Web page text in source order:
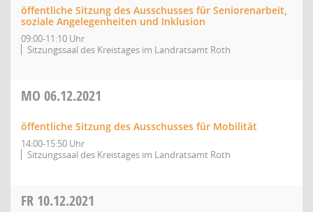
öffentliche Sitzung des Ausschusses für Seniorenarbeit,
soziale Angelegenheiten und Inklusion
09:00-11:10 Uhr
Sitzungssaal des Kreistages im Landratsamt Roth
MO 06.12.2021
öffentliche Sitzung des Ausschusses für Mobilität
14:00-15:50 Uhr
Sitzungssaal des Kreistages im Landratsamt Roth
FR 10.12.2021